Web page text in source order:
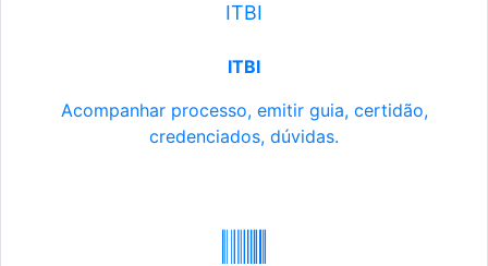
ITBI
ITBI
Acompanhar processo, emitir guia, certidão,
credenciados, dúvidas.